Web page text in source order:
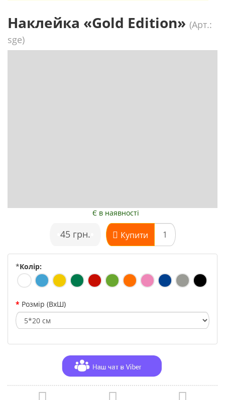
Наклейка «Gold Edition» (Арт.:
sge)
Є в наявності
45 грн. Купити
*Колір:
Розмір (ВхШ)